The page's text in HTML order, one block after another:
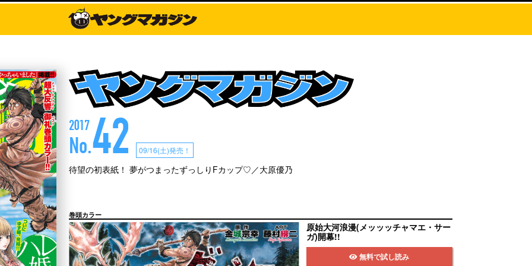
2017
No.42 09/16(土)発売！
待望の初表紙！ 夢がつまったずっしりFカップ♡／大原優乃
巻頭カラー
原始大河浪漫(メッッッチャマエ・サー
ガ)開幕!!
無料で試し読み